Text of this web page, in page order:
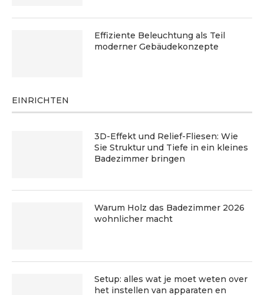
Effiziente Beleuchtung als Teil
moderner Gebäudekonzepte
EINRICHTEN
3D-Effekt und Relief-Fliesen: Wie
Sie Struktur und Tiefe in ein kleines
Badezimmer bringen
Warum Holz das Badezimmer 2026
wohnlicher macht
Setup: alles wat je moet weten over
het instellen van apparaten en